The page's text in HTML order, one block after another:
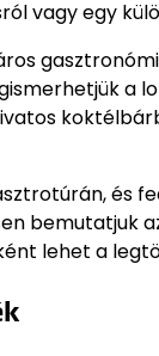
vagy egy
a
és
bemutatjuk
lehet a